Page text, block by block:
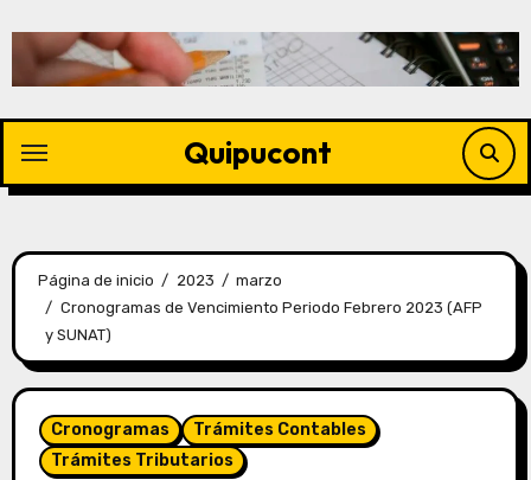
Quipucont
Página de inicio 2023
marzo
Cronogramas de Vencimiento Periodo Febrero 2023 (AFP
y SUNAT)
Cronogramas
Trámites Contables
Trámites Tributarios